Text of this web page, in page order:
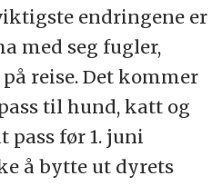
endringene er
med seg fugler,
reise. Det kommer
til hund, katt og
pass før 1. juni
å bytte ut dyrets